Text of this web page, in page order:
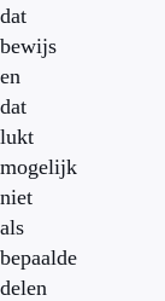
dat
bewijs
en
dat
lukt
mogelijk
niet
als
bepaalde
delen